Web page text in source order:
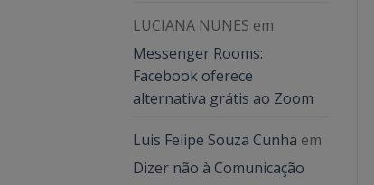
LUCIANA NUNES em
Messenger Rooms:
Facebook oferece
alternativa grátis ao Zoom
Luis Felipe Souza Cunha em
Dizer não à Comunicação